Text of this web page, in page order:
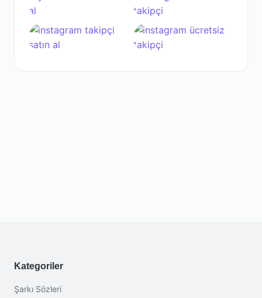
Kategoriler
Şarkı Sözleri